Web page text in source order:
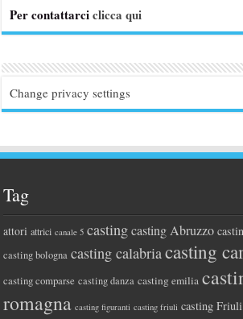
Per contattarciclicca qui
Change privacy settings
Tag
attori attrici canale 5 casting casting Abruzzo
casting bologna casting calabriacasting
casting comparse casting danza casting emilia
romagna casting figuranti casting friuli casting